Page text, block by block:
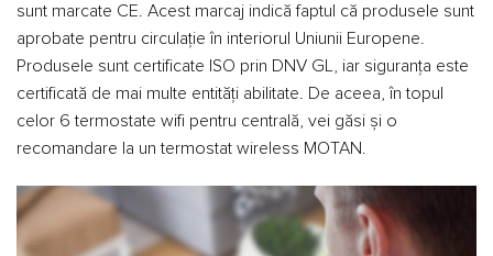
sunt marcate CE. Acest marcaj indică faptul că produsele sunt
aprobate pentru circulație în interiorul Uniunii Europene.
Produsele sunt certificate ISO prin DNV GL, iar siguranța este
certificată de mai multe entități abilitate. De aceea, în topul
celor 6 termostate wifi pentru centrală, vei găsi și o
recomandare la un termostat wireless MOTAN.